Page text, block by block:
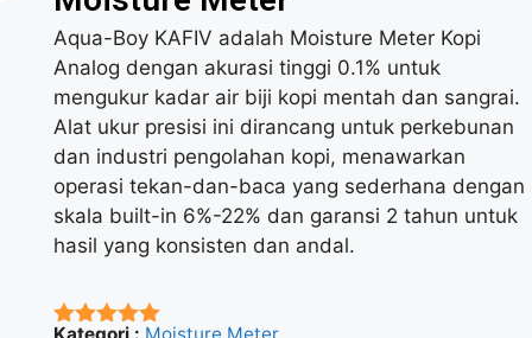
Aqua-Boy KAFIV adalah Moisture Meter Kopi
Analog dengan akurasi tinggi 0.1% untuk
mengukur kadar air biji kopi mentah dan sangrai.
Alat ukur presisi ini dirancang untuk perkebunan
dan industri pengolahan kopi, menawarkan
operasi tekan-dan-baca yang sederhana dengan
skala built-in 6%-22% dan garansi 2 tahun untuk
hasil yang konsisten dan andal.